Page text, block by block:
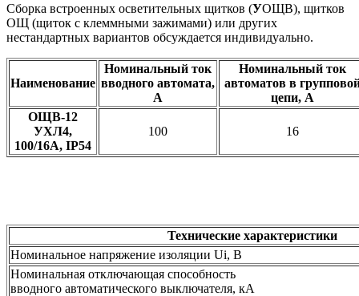
Сборка встроенных осветительных щитков (УОЩВ), щитков
ОЩ (щиток с клеммными зажимами) или других
нестандартных вариантов обсуждается индивидуально.
Наименование
Номинальный ток
вводного автомата,
А
Номинальный ток
автоматов в
цепи, А
ОЩВ-12
УХЛ4,
100/16А, IP54
100 16
Технические характеристики
Номинальное напряжение изоляции Ui, В
Номинальная отключающая способность
вводного автоматического выключателя, кА